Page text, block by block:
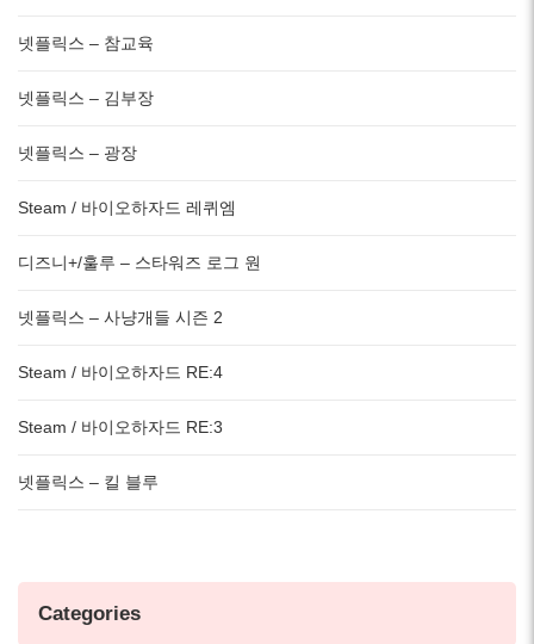
넷플릭스 – 참교육
넷플릭스 – 김부장
넷플릭스 – 광장
Steam / 바이오하자드 레퀴엠
디즈니+/훌루 – 스타워즈 로그 원
넷플릭스 – 사냥개들 시즌 2
Steam / 바이오하자드 RE:4
Steam / 바이오하자드 RE:3
넷플릭스 – 킬 블루
Categories